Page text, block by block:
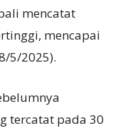
mencatat
mencapai
5/2025).
tercatat pada 30